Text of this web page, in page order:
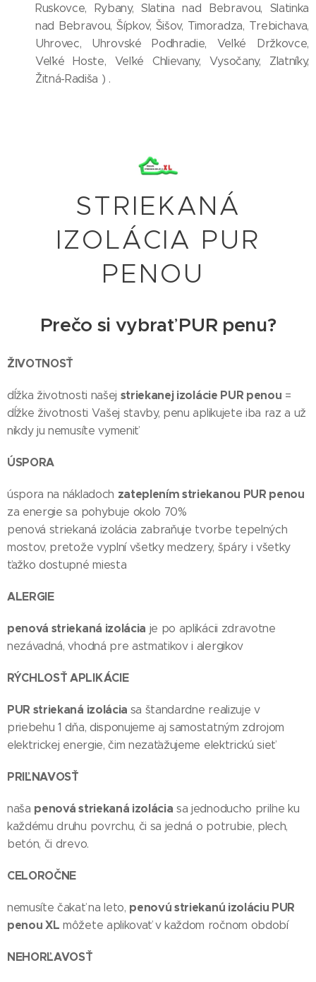
Ruskovce, Rybany, Slatina nad Bebravou, Slatinka
nad Bebravou, Šípkov, Šišov, Timoradza, Trebichava,
Uhrovec, Uhrovské Podhradie, Veľké Držkovce,
Veľké Hoste, Veľké Chlievany, Vysočany, Zlatníky,
Žitná-Radiša ) .
STRIEKANÁ
IZOLÁCIA PUR
PENOU
Prečo si vybrať PUR penu?
ŽIVOTNOSŤ
dĺžka životnosti našej striekanej izolácie PUR penou =
dĺžke životnosti Vašej stavby, penu aplikujete iba raz a už
nikdy ju nemusíte vymeniť
ÚSPORA
úspora na nákladoch zateplením striekanou PUR penou
za energie sa pohybuje okolo 70%
penová striekaná izolácia zabraňuje tvorbe tepelných
mostov, pretože vyplní všetky medzery, špáry i všetky
ťažko dostupné miesta
ALERGIE
penová striekaná izolácia je po aplikácii zdravotne
nezávadná, vhodná pre astmatikov i alergikov
RÝCHLOSŤ APLIKÁCIE
PUR striekaná izolácia sa štandardne realizuje v
priebehu 1 dňa, disponujeme aj samostatným zdrojom
elektrickej energie, čim nezaťažujeme elektrickú sieť
PRIĽNAVOSŤ
naša penová striekaná izolácia sa jednoducho priľne ku
každému druhu povrchu, či sa jedná o potrubie, plech,
betón, či drevo.
CELOROČNE
nemusíte čakať na leto, penovú striekanú izoláciu PUR
penou XL môžete aplikovať v každom ročnom období
NEHORĽAVOSŤ